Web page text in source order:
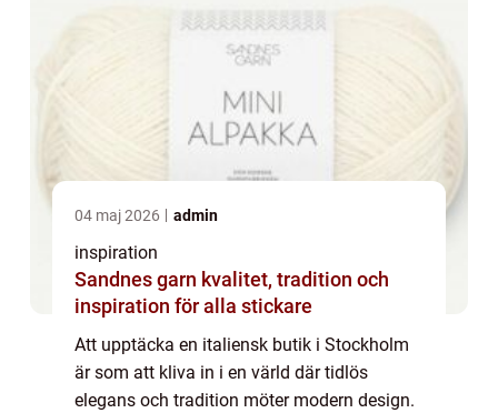
04 maj 2026 admin
inspiration
Sandnes garn kvalitet, tradition och
inspiration för alla stickare
Att upptäcka en italiensk butik i Stockholm
är som att kliva in i en värld där tidlös
elegans och tradition möter modern design.